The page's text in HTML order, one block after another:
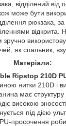
відділений від
може бути
рюкзака,
відкрита.
як спальник,
Матеріали:
Ripstop 210D
нитки 210D і
має
високою
під дією
просочення